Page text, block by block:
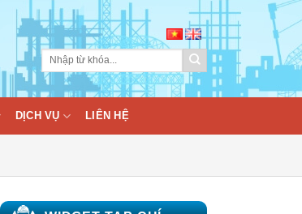
DỊCH VỤ LIÊN HỆ